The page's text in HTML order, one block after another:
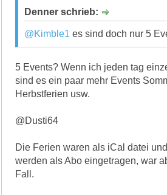
Denner schrieb:
@Kimble1 es sind doch nur 5
5 Events? Wenn ich jeden tag
sind es ein paar mehr Events
Herbstferien usw.
@Dusti64
Die Ferien waren als iCal datei
werden als Abo eingetragen, war
Fall.